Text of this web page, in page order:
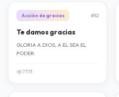
Acción de gracias #52
Te damos gracias
GLORIA A DIOS, A EL SEA EL
PODER.
7773